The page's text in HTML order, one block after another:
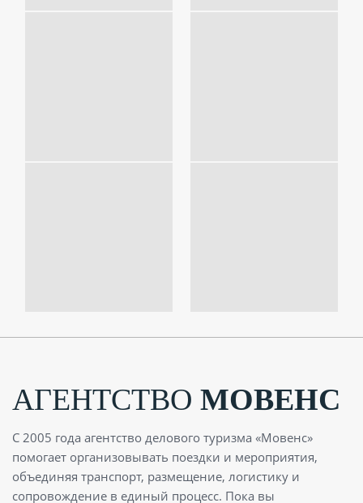
АГЕНТСТВО МОВЕНС
С 2005 года агентство делового туризма «Мовенс»
помогает организовывать поездки и мероприятия,
объединяя транспорт, размещение, логистику и
сопровождение в единый процесс. Пока вы